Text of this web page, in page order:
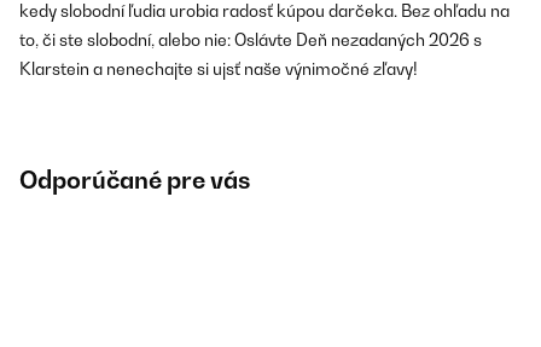
kedy slobodní ľudia urobia radosť kúpou darčeka. Bez ohľadu na
to, či ste slobodní, alebo nie: Oslávte Deň nezadaných 2026 s
Klarstein a nenechajte si ujsť naše výnimočné zľavy!
Odporúčané pre vás